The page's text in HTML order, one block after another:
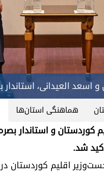
اسعد العیدانی، استاندار
هماهنگی استان‌ها
اقلیم کوردستان و
شد.
مسرور بارزانی، نخست‌وزیر اقلیم